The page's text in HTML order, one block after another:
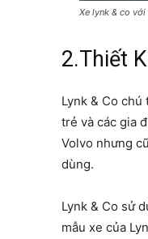
Xe lynk & co
2.Thiết
Lynk & Co
trẻ và các gia
Volvo nhưng
dùng.
Lynk & Co sử
mẫu xe của